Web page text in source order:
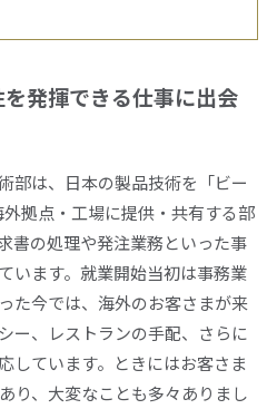
発揮できる仕事に出会
部は、日本の製品技術を「ビー
拠点・工場に提供・共有する部
書の処理や発注業務といった事
います。就業開始当初は事務業
た今では、海外のお客さまが来
ー、レストランの手配、さらに
しています。ときにはお客さま
り、大変なことも多々ありまし